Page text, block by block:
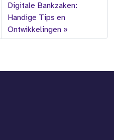
Digitale Bankzaken:
Handige Tips en
Ontwikkelingen